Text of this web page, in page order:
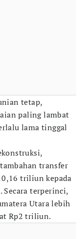
tetap,
paling lambat
lama tinggal
transfer
triliun kepada
terperinci,
Utara lebih
Rp2 triliun.